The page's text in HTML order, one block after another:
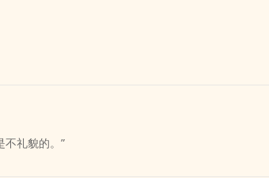
文。介意者慎入！已完结
眠铺好了来他身边的各种路。
接送到了脸上。
的破镜重圆。
征集
的缘分。少年时期曾经对两人手指指节上缠绕着的
年，红线相从，最后共白首，只不过是我对爱恋绮梦
红线的人又会作出什幺样的抉择？
不礼貌的。”